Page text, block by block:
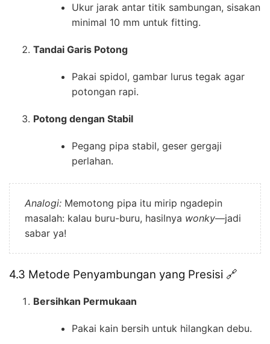
Ukur jarak antar titik sambungan, sisakan
minimal 10 mm untuk fitting.
Tandai Garis Potong
Pakai spidol, gambar lurus tegak agar
potongan rapi.
Potong dengan Stabil
Pegang pipa stabil, geser gergaji
perlahan.
Analogi: Memotong pipa itu mirip ngadepin
masalah: kalau buru-buru, hasilnya wonky—jadi
sabar ya!
4.3 Metode Penyambungan yang Presisi 🔗
Bersihkan Permukaan
Pakai kain bersih untuk hilangkan debu.